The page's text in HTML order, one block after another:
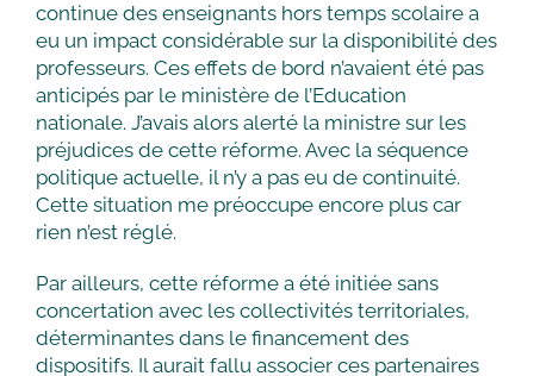
continue des enseignants hors temps scolaire a
eu un impact considérable sur la disponibilité des
professeurs. Ces effets de bord n’avaient été pas
anticipés par le ministère de l’Education
nationale. J’avais alors alerté la ministre sur les
préjudices de cette réforme. Avec la séquence
politique actuelle, il n’y a pas eu de continuité.
Cette situation me préoccupe encore plus car
rien n’est réglé.
Par ailleurs, cette réforme a été initiée sans
concertation avec les collectivités territoriales,
déterminantes dans le financement des
dispositifs. Il aurait fallu associer ces partenaires